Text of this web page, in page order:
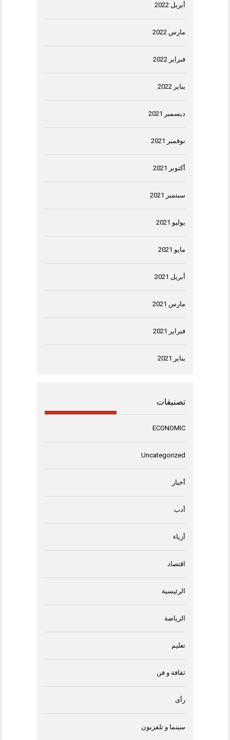
أبريل 2022
مارس 2022
فبراير 2022
يناير 2022
ديسمبر 2021
نوفمبر 2021
أكتوبر 2021
سبتمبر 2021
يوليو 2021
مايو 2021
أبريل 2021
مارس 2021
فبراير 2021
يناير 2021
تصنيفات
ECONOMIC
Uncategorized
أخبار
أدب
أزياء
اقتصاد
الرئيسية
الرياضة
تعليم
ثقافة و فن
رأى
سينما و تلفزيون